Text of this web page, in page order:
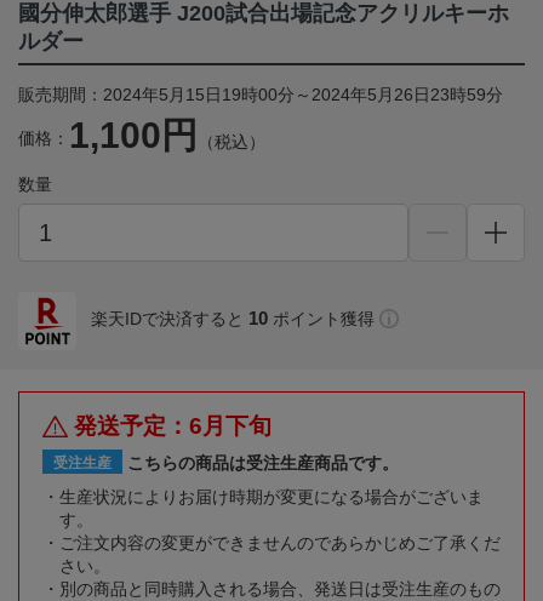
國分伸太郎選手 J200試合出場記念アクリルキーホ
ルダー
販売期間：2024年5月15日19時00分～2024年5月26日23時59分
価格： 1,100円 （税込）
数量
楽天IDで決済すると 10 ポイント獲得
発送予定：6月下旬
受注生産
こちらの商品は受注生産商品です。
生産状況によりお届け時期が変更になる場合がございま
す。
ご注文内容の変更ができませんのであらかじめご了承くだ
さい。
別の商品と同時購入される場合、発送日は受注生産のもの